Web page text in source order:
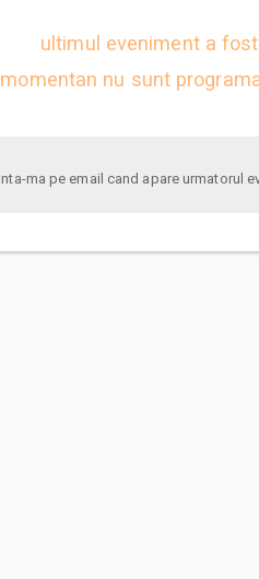
ultimul eveniment a
momentan nu sunt